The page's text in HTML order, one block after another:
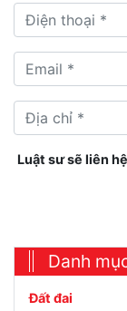
Luật sư sẽ liên
Danh
Đất đai